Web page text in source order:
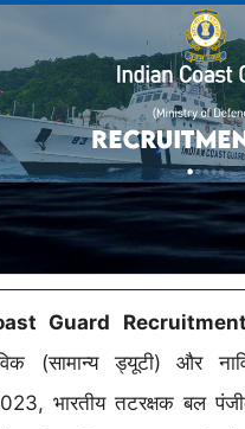
Guard
(सामान्य ड्यूटी) और
भारतीय तटरक्षक बल